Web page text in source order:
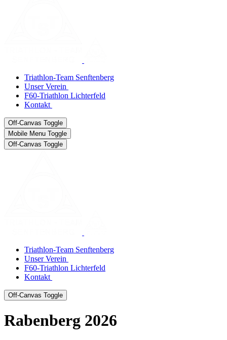
Triathlon-Team Senftenberg
Unser Verein
F60-Triathlon Lichterfeld
Kontakt
Off-Canvas Toggle
Mobile Menu Toggle
Off-Canvas Toggle
Triathlon-Team Senftenberg
Unser Verein
F60-Triathlon Lichterfeld
Kontakt
Off-Canvas Toggle
Rabenberg 2026